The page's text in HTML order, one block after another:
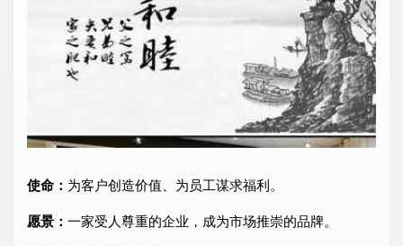
使命： 为客户创造价值、为员工谋求福利。
愿景： 一家受人尊重的企业，成为市场推崇的品牌。